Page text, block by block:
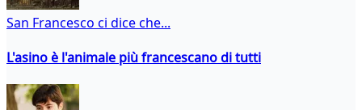
San Francesco ci dice che...
L'asino è l'animale più francescano di tutti